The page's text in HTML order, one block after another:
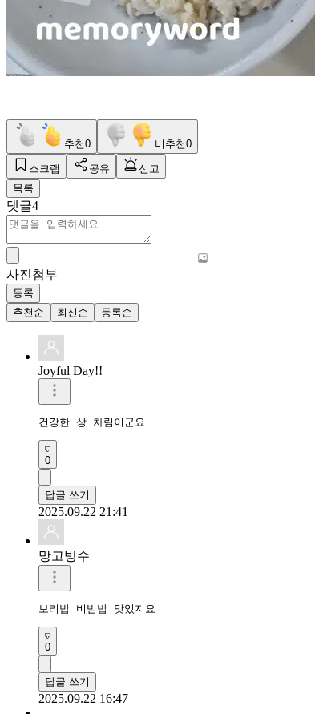
추천0 비추천0
스크랩 공유
신고
목록
댓글4
사진첨부
등록
추천순
최신순 등록순
Joyful Day!!
건강한 상 차림이군요
0
답글 쓰기
2025.09.22 21:41
망고빙수
보리밥 비빔밥 맛있지요
0
답글 쓰기
2025.09.22 16:47